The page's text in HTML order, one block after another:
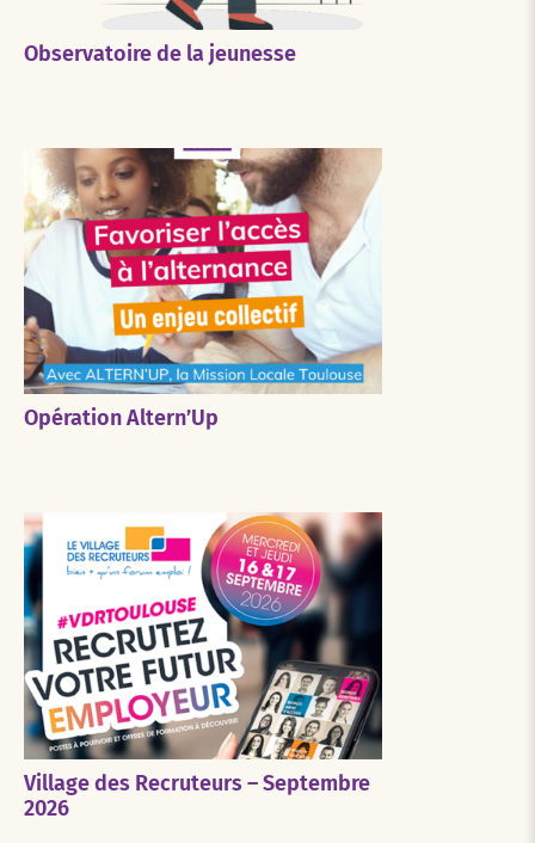
Observatoire de la jeunesse
Opération Altern’Up
Village des Recruteurs – Septembre
2026